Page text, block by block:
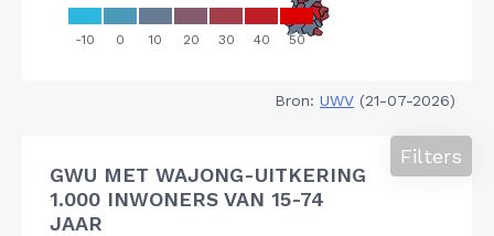
Bron: UWV (21-07-2026)
GWU MET WAJONG-UITKERING
1.000 INWONERS VAN 15-74
JAAR
Filters